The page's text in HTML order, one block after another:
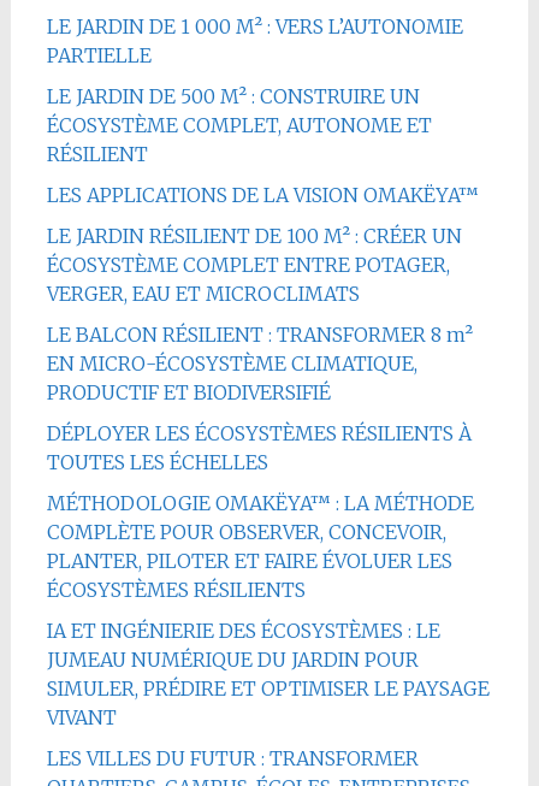
LE JARDIN DE 1 000 M² : VERS L’AUTONOMIE
PARTIELLE
LE JARDIN DE 500 M² : CONSTRUIRE UN
ÉCOSYSTÈME COMPLET, AUTONOME ET
RÉSILIENT
LES APPLICATIONS DE LA VISION OMAKËYA™
LE JARDIN RÉSILIENT DE 100 M² : CRÉER UN
ÉCOSYSTÈME COMPLET ENTRE POTAGER,
VERGER, EAU ET MICROCLIMATS
LE BALCON RÉSILIENT : TRANSFORMER 8 m²
EN MICRO-ÉCOSYSTÈME CLIMATIQUE,
PRODUCTIF ET BIODIVERSIFIÉ
DÉPLOYER LES ÉCOSYSTÈMES RÉSILIENTS À
TOUTES LES ÉCHELLES
MÉTHODOLOGIE OMAKËYA™ : LA MÉTHODE
COMPLÈTE POUR OBSERVER, CONCEVOIR,
PLANTER, PILOTER ET FAIRE ÉVOLUER LES
ÉCOSYSTÈMES RÉSILIENTS
IA ET INGÉNIERIE DES ÉCOSYSTÈMES : LE
JUMEAU NUMÉRIQUE DU JARDIN POUR
SIMULER, PRÉDIRE ET OPTIMISER LE PAYSAGE
VIVANT
LES VILLES DU FUTUR : TRANSFORMER